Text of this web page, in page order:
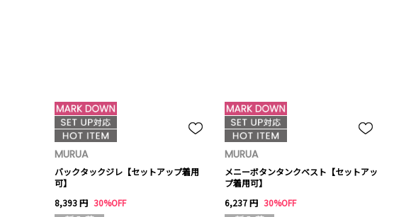
MURUA
バックタックジレ【セットアップ着用
可】
8,393 円 30%OFF
MURUA
メニーボタンタンクベスト【セットアッ
プ着用可】
6,237 円 30%OFF